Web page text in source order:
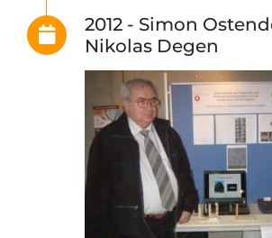
2012 - Simon
Nikolas Degen